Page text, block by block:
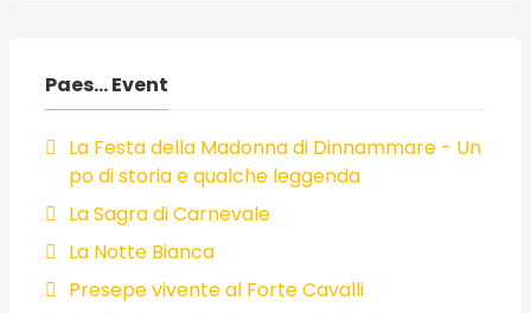
Paes... Event
La Festa della Madonna di Dinnammare - Un
po di storia e qualche leggenda
La Sagra di Carnevale
La Notte Bianca
Presepe vivente al Forte Cavalli